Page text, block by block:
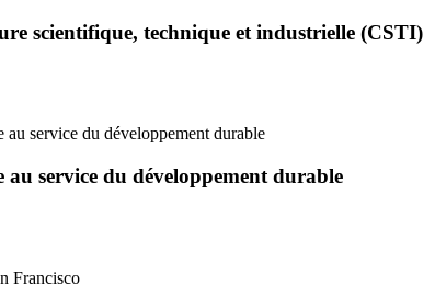
scientifique, technique et industrielle (CSTI)
au service du développement durable
au service du développement durable
Francisco